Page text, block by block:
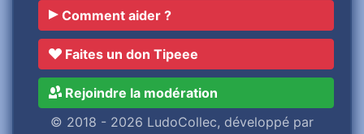
Comment aider ?
Faites un don Tipeee
Rejoindre la modération
© 2018 - 2026 LudoCollec, développé par